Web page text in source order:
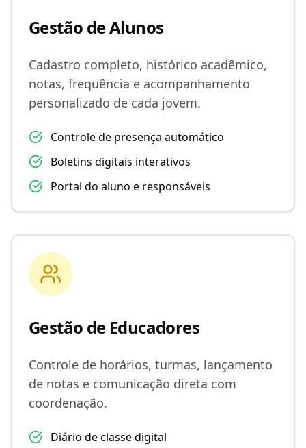
Gestão de Alunos
Cadastro completo, histórico acadêmico,
notas, frequência e acompanhamento
personalizado de cada jovem.
Controle de presença automático
Boletins digitais interativos
Portal do aluno e responsáveis
Gestão de Educadores
Controle de horários, turmas, lançamento
de notas e comunicação direta com
coordenação.
Diário de classe digital